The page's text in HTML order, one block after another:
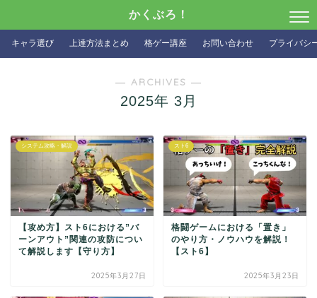
かくぶろ！
キャラ選び 上達方法まとめ 格ゲー講座 お問い合わせ プライバシ
― ARCHIVES ―
2025年 3月
システム攻略・解説
【攻め方】スト6における”バ
ーンアウト”関連の攻防につい
て解説します【守り方】
2025年3月27日
スト6
格闘ゲームにおける「置き」
のやり方・ノウハウを解説！
【スト6】
2025年3月23日